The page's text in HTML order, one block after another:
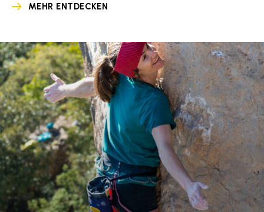
MEHR ENTDECKEN